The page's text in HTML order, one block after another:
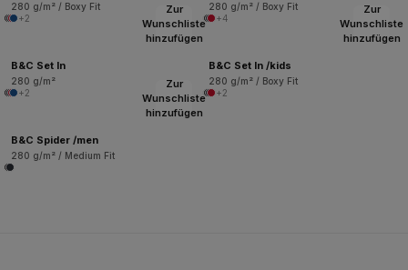
280 g/m² / Boxy Fit
+2
280 g/m² / Boxy Fit
+4
Zur
Wunschliste
hinzufügen
B&C Set In
280 g/m²
+2
Zur
Wunschliste
hinzufügen
B&C Set In /kids
280 g/m² / Boxy Fit
+2
Zur
Wunschliste
hinzufügen
B&C Spider /men
280 g/m² / Medium Fit